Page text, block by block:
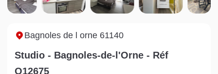
Sarthe pour booster sa
vente
quelles sont les
conséquences ?
Bagnoles de l orne 61140
Studio - Bagnoles-de-l'Orne - Réf
O12675